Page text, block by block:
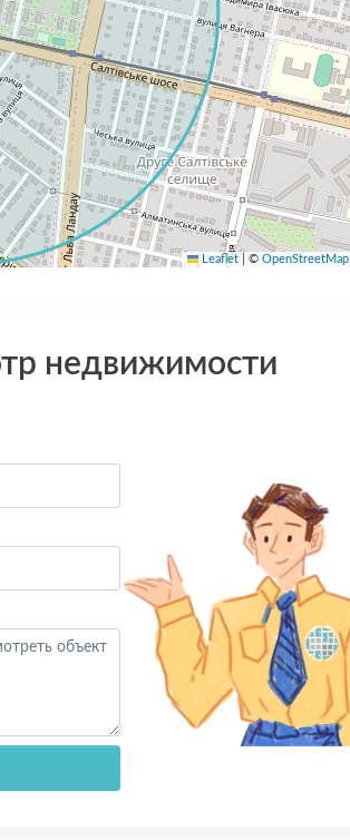
Leaflet © OpenStreetMap
недвижимости